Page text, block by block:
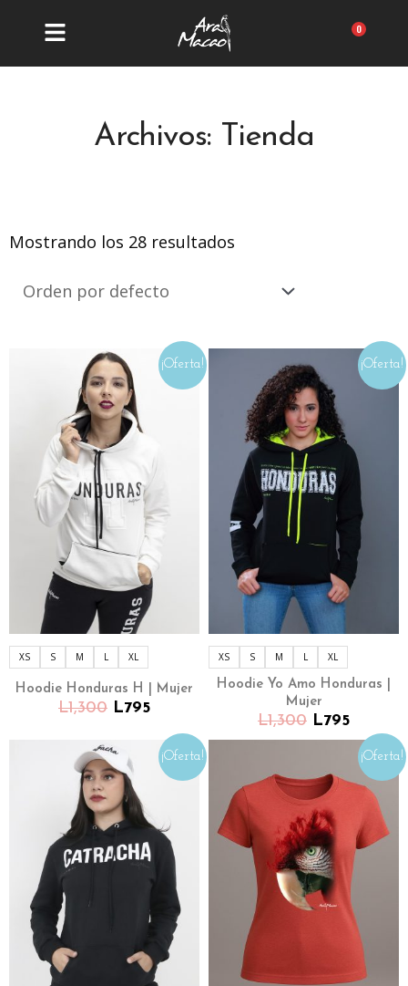
Archivos: Tienda
Mostrando los 28 resultados
¡Oferta!
XS S M L XL
Hoodie Honduras H | Mujer
L1,300 L795
¡Oferta!
XS S M L XL
Hoodie Yo Amo Honduras |
Mujer
L1,300 L795
¡Oferta! ¡Oferta!